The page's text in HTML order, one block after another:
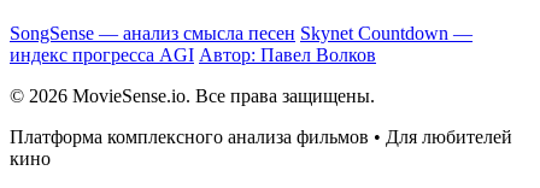
SongSense — анализ смысла песен Skynet Countdown —
индекс прогресса AGI Автор: Павел Волков
© 2026 MovieSense.io. Все права защищены.
Платформа комплексного анализа фильмов • Для любителей
кино